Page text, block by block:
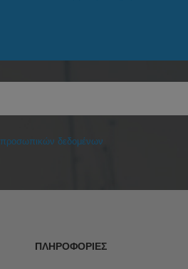
προσωπικών δεδομένων
ΠΛΗΡΟΦΟΡΊΕΣ